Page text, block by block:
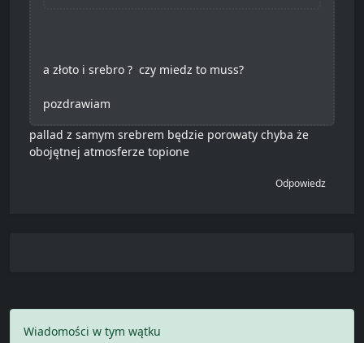
a złoto i srebro ? czy miedz to muss?
pozdrawiam
pallad z samym srebrem będzie porowaty chyba że
obojętnej atmosferze topione
Odpowiedz
Wiadomości w tym wątku